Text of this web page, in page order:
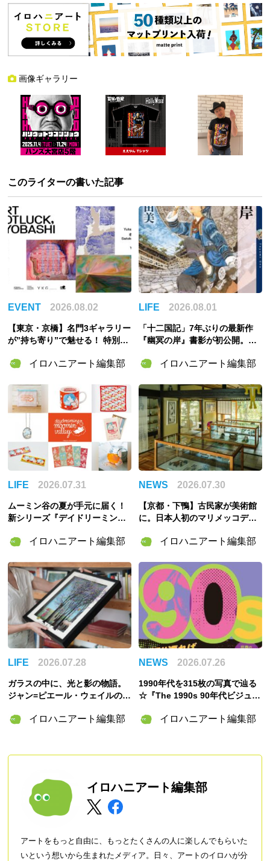
画像ギャラリー
このライターの書いた記事
EVENT 2026.08.02
【東京・京橋】名門3ギャラリー
が”持ち寄り”で魅せる！ 特別企
SHI」Gallery & Bakery Tokyo
イロハニアート編集部
LIFE 2026.08.01
「十二国記」7年ぶりの最新作
『幽冥の岸』書影が初公開。山
在・琅燦イロハニアート編集部
LIFE 2026.07.31
ムーミン谷の夏が手元に届く！
新シリーズ『デイドリーミング
＆「ムーミンの日」スペシャル
イロハニアート編集部
NEWS 2026.07.30
【京都・下鴨】古民家が美術館
に。日本人初のマリメッコデザ
どる「WAKISAKA KATSUJI /S
イロハニアート編集部
LIFE 2026.07.28
ガラスの中に、光と影の物語。
ジャン=ピエール・ウェイルの
イロハニアート編集部
NEWS 2026.07.26
1990年代を315枚の写真で辿る
☆『The 1990s 90年代ビジュア
刊行
イロハニアート編集部
イロハニアート編集部
アートをもっと自由に、もっとたくさんの人に楽しんでもらいた
いという想いから生まれたメディア。日々、アートのイロハが分